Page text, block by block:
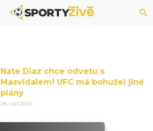
Nate Diaz chce odvetu s
Masvidalem! UFC má bohužel jiné
plány
28. září 2020